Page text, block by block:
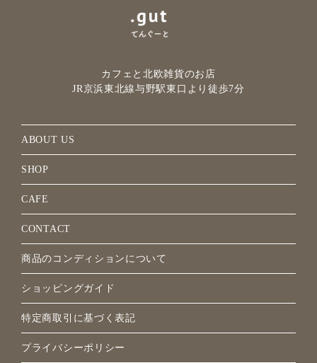
カフェと北欧雑貨のお店
JR京浜東北線与野駅東口より徒歩7分
ABOUT US
SHOP
CAFE
CONTACT
商品のコンディションについて
ショッピングガイド
特定商取引に基づく表記
プライバシーポリシー